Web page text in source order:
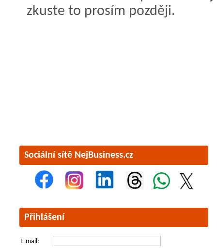
zkuste to prosím později.
Sociální sítě NejBusiness.cz
Přihlášení
E-mail: